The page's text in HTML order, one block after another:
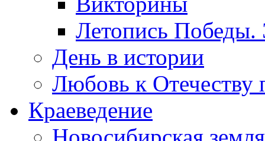
Летопись Победы.
День в истории
Любовь к Отечеству
Краеведение